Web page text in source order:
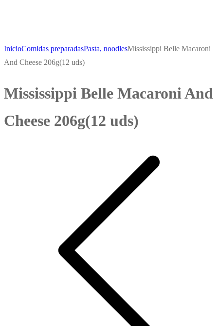
InicioComidas preparadasPasta, noodlesMississippi Belle Macaroni
And Cheese 206g(12 uds)
Mississippi Belle Macaroni And
Cheese 206g(12 uds)